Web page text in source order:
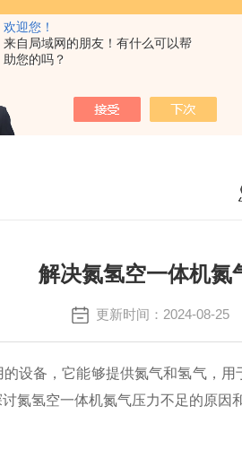
欢迎您！
来自局域网的朋友！有什么可以帮
助您的吗？
CDCH机架式氢零一体机 KPS-Zero Air立式零级空气发生器
解决氮氢空一体机氮
更新时间：2024-08-
备，它能够提供氮气和氢气，用
氮氢空一体机氮气压力不足的原因